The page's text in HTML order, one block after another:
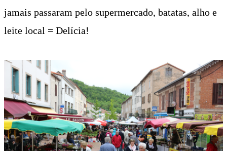
jamais passaram pelo supermercado, batatas, alho e
leite local = Delícia!